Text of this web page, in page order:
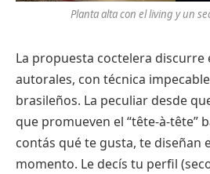
Planta alta con el living y un
La propuesta coctelera discurre
autorales, con técnica
brasileños. La peculiar desde
que promueven el “tête-à-tête”
contás qué te gusta, te diseñan
momento. Le decís tu perfil